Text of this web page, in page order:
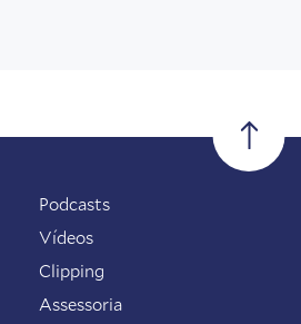
Podcasts
Vídeos
Clipping
Assessoria